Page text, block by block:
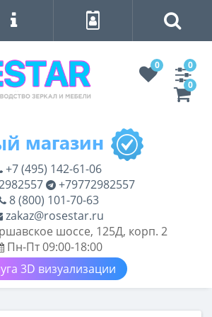
0
0
0
+7 (495) 142-61-06
+79772982557
8 (800) 101-70-63
zakaz@rosestar.ru
шоссе, 125Д, корп. 2
Пн-Пт 09:00-18:00
3D визуализации